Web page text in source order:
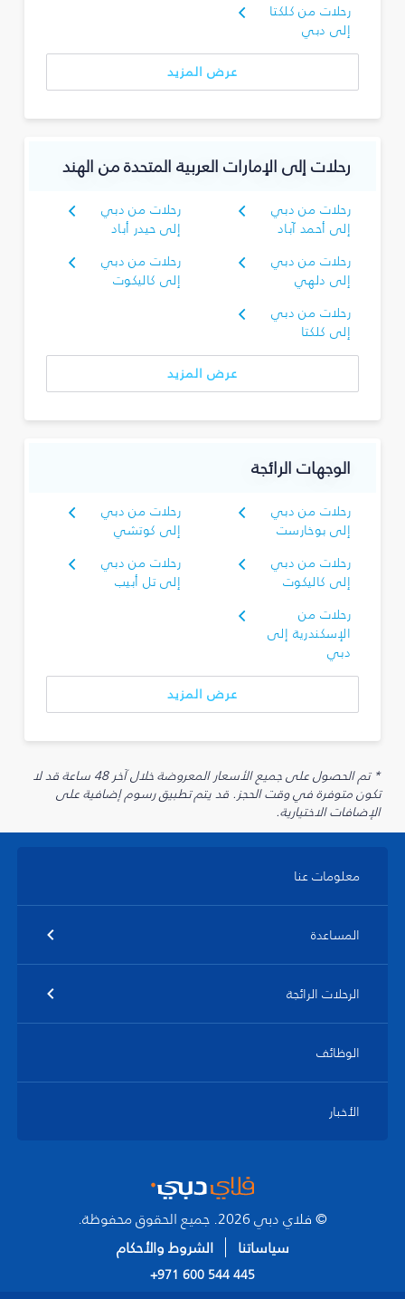
رحلات من كلكتا
إلى دبي
عرض المزيد
رحلات إلى الإمارات العربية المتحدة من الهند
رحلات من دبي
إلى أحمد آباد
رحلات من دبي
إلى حيدر أباد
رحلات من دبي
إلى دلهي
رحلات من دبي
إلى كاليكوت
رحلات من دبي
إلى كلكتا
عرض المزيد
الوجهات الرائجة
رحلات من دبي
إلى بوخارست
رحلات من دبي
إلى كوتشي
رحلات من دبي
إلى كاليكوت
رحلات من دبي
إلى تل أبيب
رحلات من
الإسكندرية إلى
دبي
عرض المزيد
* تم الحصول على جميع الأسعار المعروضة خلال آخر 48 ساعة قد لا
تكون متوفرة في وقت الحجز. قد يتم تطبيق رسوم إضافية على
الإضافات الاختيارية.
معلومات عنا
المساعدة
الرحلات الرائجة
الوظائف
الأخبار
© فلاي دبي 2026. جميع الحقوق محفوظة.
سياساتنا
الشروط والأحكام
+971 600 544 445